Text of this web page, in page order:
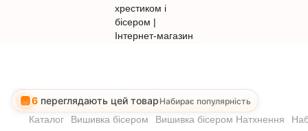
6 переглядають цей товар Набирає популярність
Каталог Вишивка бісером Вишивка бісером Натхнення